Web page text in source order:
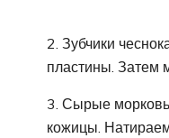
2. Зубчики
пластины. Затем
3. Сырые
кожицы.